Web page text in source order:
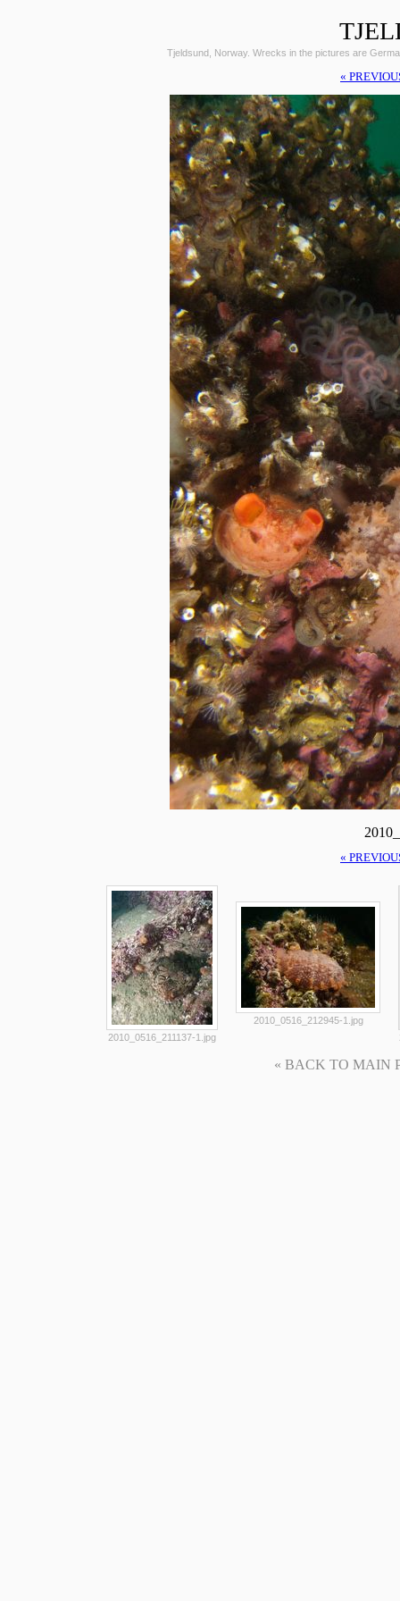
Tjeldsund, Norway. Wrecks in the pictures are
«
«
2010_0516_211137-1.jpg
2010_0516_212945-1.jpg
« BACK TO MAIN